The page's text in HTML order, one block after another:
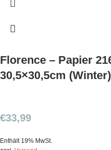
Florence – Papier
30,5×30,5cm (Winter)
€33,99
Enthält 19% MwSt.